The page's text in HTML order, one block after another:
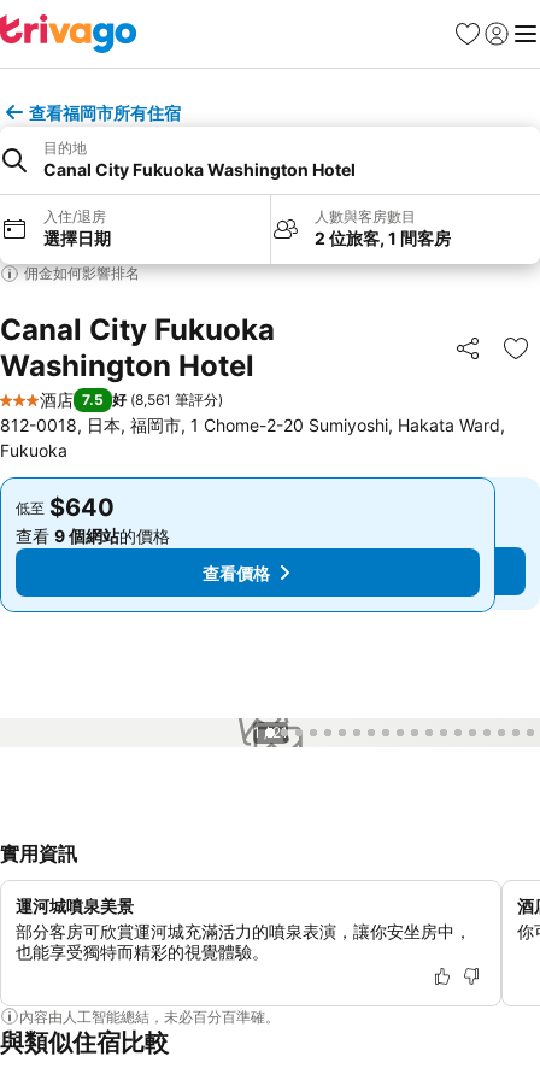
收藏夾
登入 選
查看福岡市所有住宿
目的地
Canal City Fukuoka Washington Hotel
入住/退房
選擇日期
人數與客房數目
2 位旅客, 1 間客房
佣金如何影響排名
Canal City Fukuoka
Washington Hotel
分享 放
3 星級
酒店 7.5 好 (8,561 筆評分)
812-0018, 日本, 福岡市, 1 Chome-2-20 Sumiyoshi, Hakata Ward,
Fukuoka
低至 $640
查看 9 個網站的價格
查看價格
低至 $640
查看 9 個網站的價格
查看價格
1 / 21
實用資訊
運河城噴泉美景
部分客房可欣賞運河城充滿活力的噴泉表演，讓你安坐房中，
也能享受獨特而精彩的視覺體驗。
酒
你
內容由人工智能總結，未必百分百準確。
與類似住宿比較